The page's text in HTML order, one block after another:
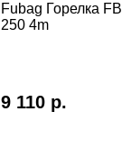
Fubag Горелка FB
250 4m
9 110 р.